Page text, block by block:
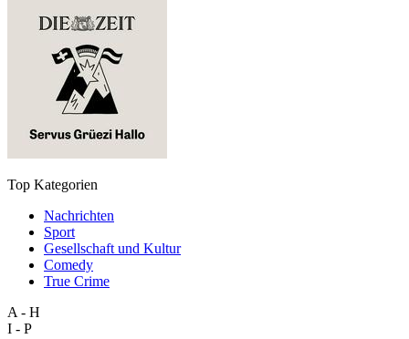
Top Kategorien
Nachrichten
Sport
Gesellschaft und Kultur
Comedy
True Crime
A - H
I - P